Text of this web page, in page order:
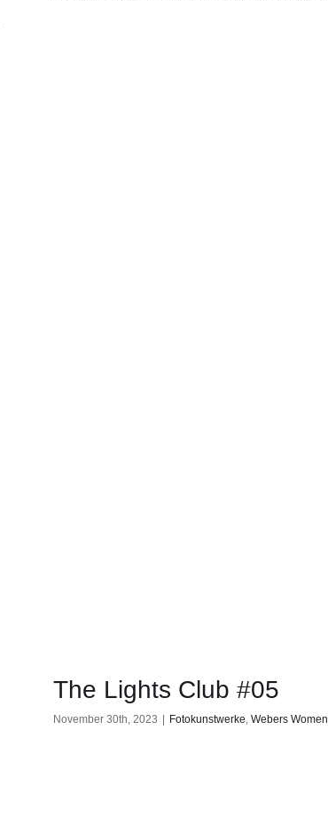
The Lights Club #05
November 30th, 2023 Fotokunstwerke,Webers Women